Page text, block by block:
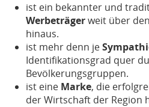
ist ein bekannter und
Werbeträgerweit über
hinaus.
ist mehr denn je
Identifikationsgrad quer
Bevölkerungsgruppen.
ist eine Marke, die
der Wirtschaft der Region